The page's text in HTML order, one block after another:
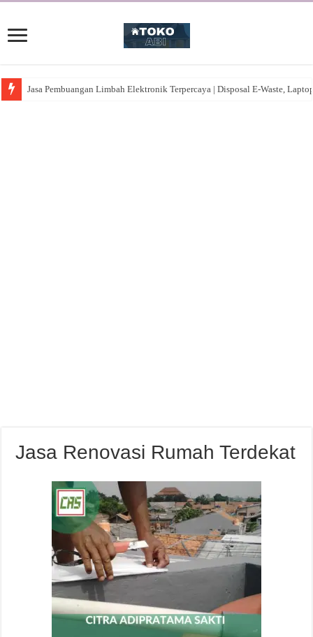
Jasa Pembuangan Limbah Elektronik Terpercaya | Disposal E-Waste,
Jasa Renovasi Rumah Terdekat